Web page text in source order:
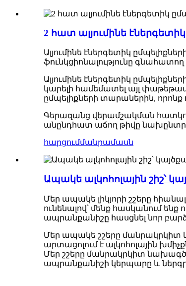
2 հատ ալյումինե
Ալյումինե էներգետիկ
ֆունկցիոնալությունը
Ալյումինե էներգետիկ
կարելի համեմատել այլ
ըմպելիքների տարաներին, որոնք
Գերազանց վերամշակման
անընդհատ աճող թիվը
հարցումմանրամասն
Ապակե ալկոհոլային շիշ՝
Մեր ապակե լիկյորի շշերը
ունենալով՝ մենք հասկանում ենք
ապրանքանիշը հասցնել նոր
Մեր ապակե շշերը մանրակրկիտ
արտացոլում է ալկոհոլային
Մեր շշերը մանրակրկիտ
ապրանքանիշի կերպարը և